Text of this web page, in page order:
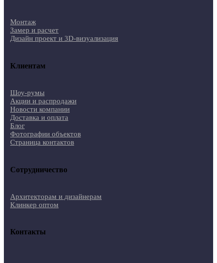
Монтаж
Замер и расчет
Дизайн проект и 3D-визуализация
Клиентам
Шоу-румы
Акции и распродажи
Новости компании
Доставка и оплата
Блог
Фотографии объектов
Страница контактов
Сотрудничество
Архитекторам и дизайнерам
Клинкер оптом
Контакты